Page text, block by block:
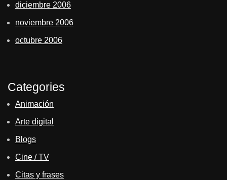
diciembre 2006
noviembre 2006
octubre 2006
Categories
Animación
Arte digital
Blogs
Cine / TV
Citas y frases